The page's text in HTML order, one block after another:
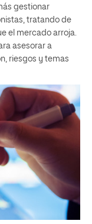
gestionar
tratando de
el mercado arroja.
asesorar a
riesgos y temas